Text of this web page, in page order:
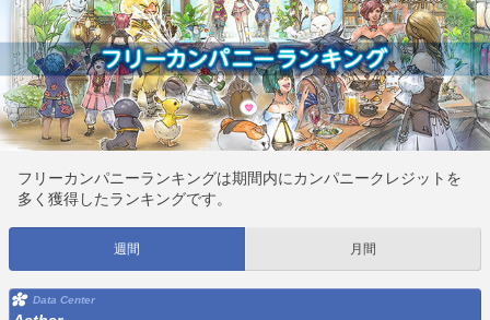
フリーカンパニーランキングは期間内にカンパニークレジットを
多く獲得したランキングです。
週間 月間
Data Center